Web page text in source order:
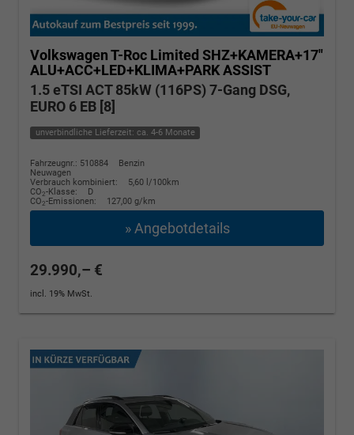
Volkswagen T-Roc Limited SHZ+KAMERA+17"
ALU+ACC+LED+KLIMA+PARK ASSIST
1.5 eTSI ACT 85kW (116PS) 7-Gang DSG,
EURO 6 EB [8]
unverbindliche Lieferzeit: ca. 4-6 Monate
Fahrzeugnr.: 510884
Benzin
Neuwagen
Verbrauch kombiniert:
5,60 l/100km
CO2-Klasse:
D
CO2-Emissionen: 127,00 g/km
» Angebotdetails
29.990,– €
incl. 19% MwSt.